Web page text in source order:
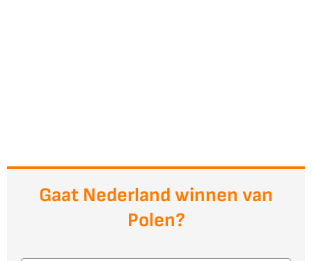
Gaat Nederland winnen van
Polen?